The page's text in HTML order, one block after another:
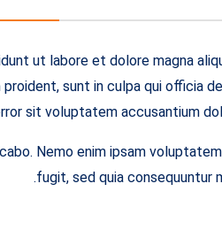
ut labore et dolore magna
sunt in culpa qui officia
sit voluptatem accusantium
Nemo enim ipsam
fugit, sed quia consequuntur